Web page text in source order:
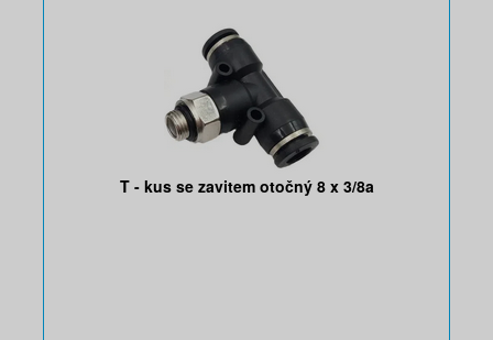
T - kus se zavitem otočný 8 x 3/8a